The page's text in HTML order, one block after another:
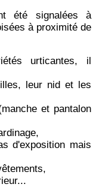
été signalées à
à proximité de
urticantes, il
leur nid et les
et pantalon
d'exposition mais